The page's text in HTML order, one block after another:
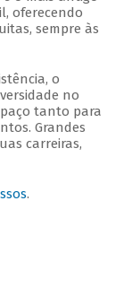
oferecendo
sempre às
o
no
tanto para
Grandes
carreiras,
.